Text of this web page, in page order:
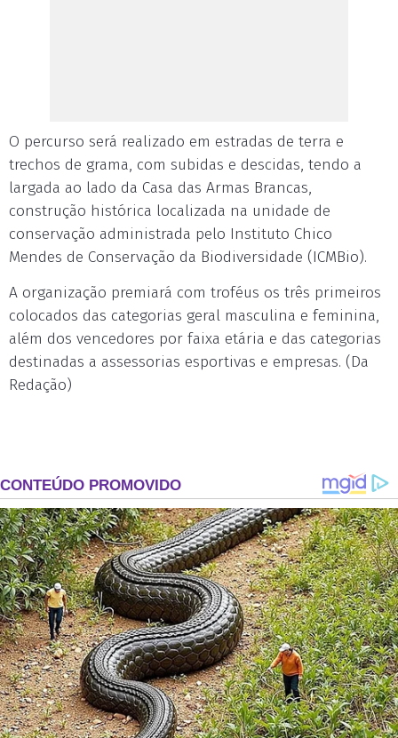
O percurso será realizado em estradas de terra e
trechos de grama, com subidas e descidas, tendo a
largada ao lado da Casa das Armas Brancas,
construção histórica localizada na unidade de
conservação administrada pelo Instituto Chico
Mendes de Conservação da Biodiversidade (ICMBio).
A organização premiará com troféus os três primeiros
colocados das categorias geral masculina e feminina,
além dos vencedores por faixa etária e das categorias
destinadas a assessorias esportivas e empresas. (Da
Redação)